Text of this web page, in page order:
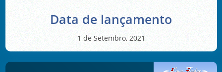
Data de lançamento
1 de Setembro, 2021